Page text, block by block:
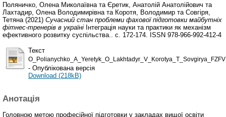
Поляничко, Олена Миколаївна та Єретик, Анатолій Анатолійович та
Лахтадир, Олена Володимирівна та Коротя, Володимир та Совгіря,
Тетяна (2021) Сучасний стан проблеми фахової підготовки майбутніх
фітнес-тренерів в україні Інтеграція науки та практики як механізм
ефективного розвитку суспільства.. с. 172-174. ISSN 978-966-992-412-4
Текст
- Опублікована версія
Download (218kB)
Анотація
Головною метою професійної підготовки у закладах вищої освіти